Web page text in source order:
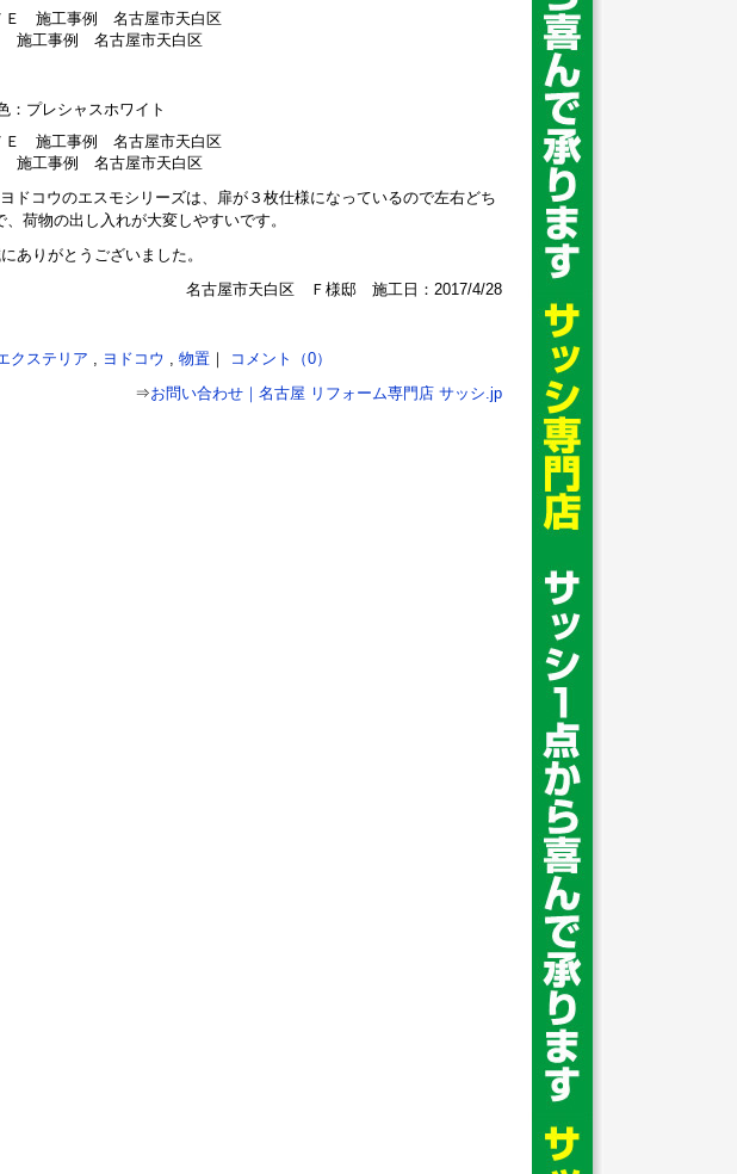
施工事例 名古屋市天白区
プレシャスホワイト
施工事例 名古屋市天白区
ドコウのエスモシリーズは、扉が３枚仕様になっているので左右どち
荷物の出し入れが大変しやすいです。
ありがとうございました。
名古屋市天白区 Ｆ様邸 施工日：2017/4/28
クステリア , ヨドコウ , 物置 ｜
コメント（0）
⇒お問い合わせ｜名古屋 リフォーム専門店 サッシ.jp